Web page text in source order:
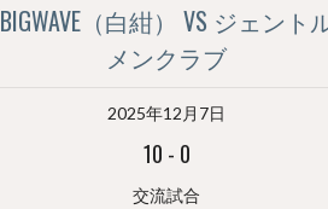
BIGWAVE（白紺） VS ジェント
メンクラブ
2025年12月7日
10 - 0
交流試合